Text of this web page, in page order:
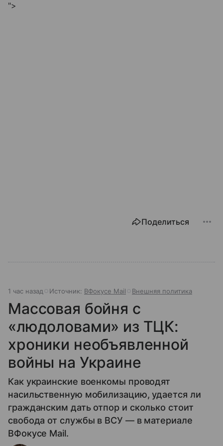
">
Поделиться
1 час назад Источник: ВФокусе Mail Внешняя политика
Массовая бойня с
«людоловами» из ТЦК:
хроники необъявленной
войны на Украине
Как украинские военкомы проводят
насильственную мобилизацию, удается ли
гражданским дать отпор и сколько стоит
свобода от службы в ВСУ — в материале
ВФокусе Mail.